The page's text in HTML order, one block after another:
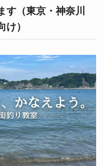
（東京・神奈川
）